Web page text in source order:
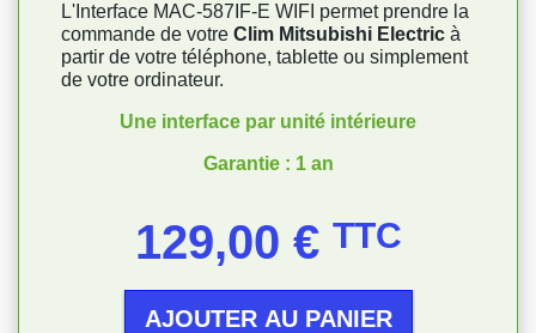
L'Interface MAC-587IF-E WIFI permet prendre la
commande de votre Clim Mitsubishi Electric à
partir de votre téléphone, tablette ou simplement
de votre ordinateur.
Une interface par unité intérieure
Garantie : 1 an
129,00 € TTC
AJOUTER AU PANIER